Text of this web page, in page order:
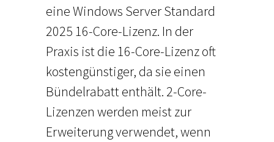
eine Windows Server Standard
2025 16-Core-Lizenz. In der
Praxis ist die 16-Core-Lizenz oft
kostengünstiger, da sie einen
Bündelrabatt enthält. 2-Core-
Lizenzen werden meist zur
Erweiterung verwendet, wenn